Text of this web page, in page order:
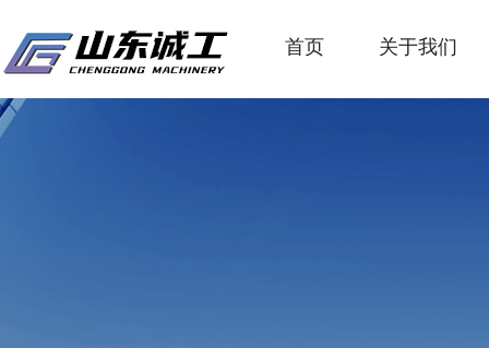
首页 关于我们